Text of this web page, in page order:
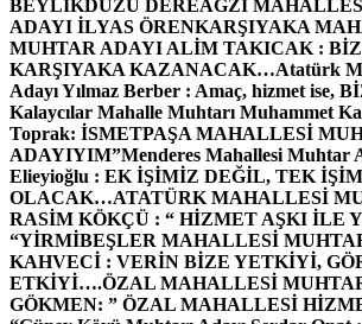
BEYLİKDÜZÜ DEREAĞZI
ADAYI İLYAS ÖRENKARŞIYAKA
MUHTAR ADAYI ALİM TAKICAK :
KARŞIYAKA KAZANACAK…Atatürk
Adayı Yılmaz Berber : Amaç, hizmet ise,
Kalaycılar Mahalle Muhtarı Muhammet
Toprak: İSMETPAŞA MAHALLESİ
ADAYIYIM”Menderes Mahallesi Muhtar
Elieyioğlu : EK İŞİMİZ DEĞİL, TEK
OLACAK…ATATÜRK MAHALLESİ
RASİM KÖKÇÜ : “ HİZMET AŞKI İLE
“YİRMİBEŞLER MAHALLESİ
KAHVECİ : VERİN BİZE YETKİYİ,
ETKİYİ….ÖZAL MAHALLESİ
GÖKMEN: ” ÖZAL MAHALLESİ